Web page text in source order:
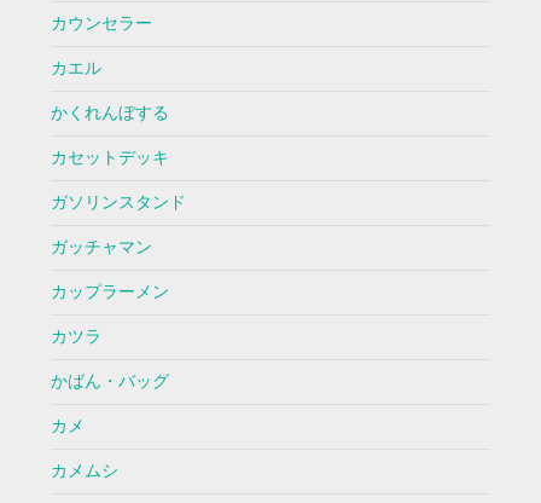
カウンセラー
カエル
かくれんぼする
カセットデッキ
ガソリンスタンド
ガッチャマン
カップラーメン
カツラ
かばん・バッグ
カメ
カメムシ